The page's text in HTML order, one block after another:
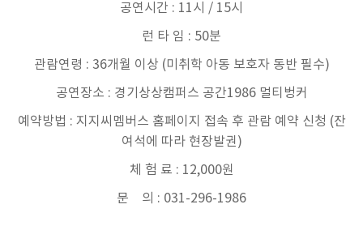
공연시간 : 11시 / 15시
런 타 임 : 50분
관람연령 : 36개월 이상 (미취학 아동 보호자 동반 필수)
공연장소 : 경기상상캠퍼스 공간1986 멀티벙커
예약방법 : 지지씨멤버스 홈페이지 접속 후 관람 예약 신청 (잔
여석에 따라 현장발권)
체 험 료 : 12,000원
문 의 : 031-296-1986